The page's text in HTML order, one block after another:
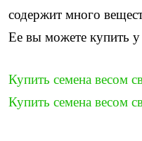
содержит много
Ее вы можете купить у
Купить семена весом
Купить семена весом